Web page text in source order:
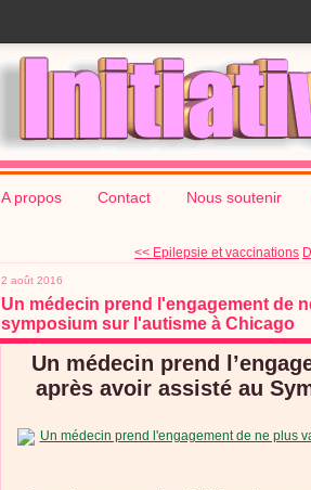
A propos Contact Nous soutenir
<< Epilepsie et vaccinations
2 août 2016
Un médecin prend l'engagement de
symposium sur l'autisme à Chicago
Un médecin prend
après avoir assisté au